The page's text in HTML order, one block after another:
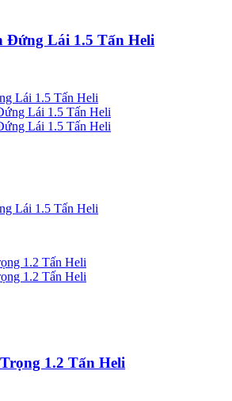
Đứng Lái 1.5 Tấn Heli
Lái 1.5 Tấn Heli
Lái 1.5 Tấn Heli
1.2 Tấn Heli